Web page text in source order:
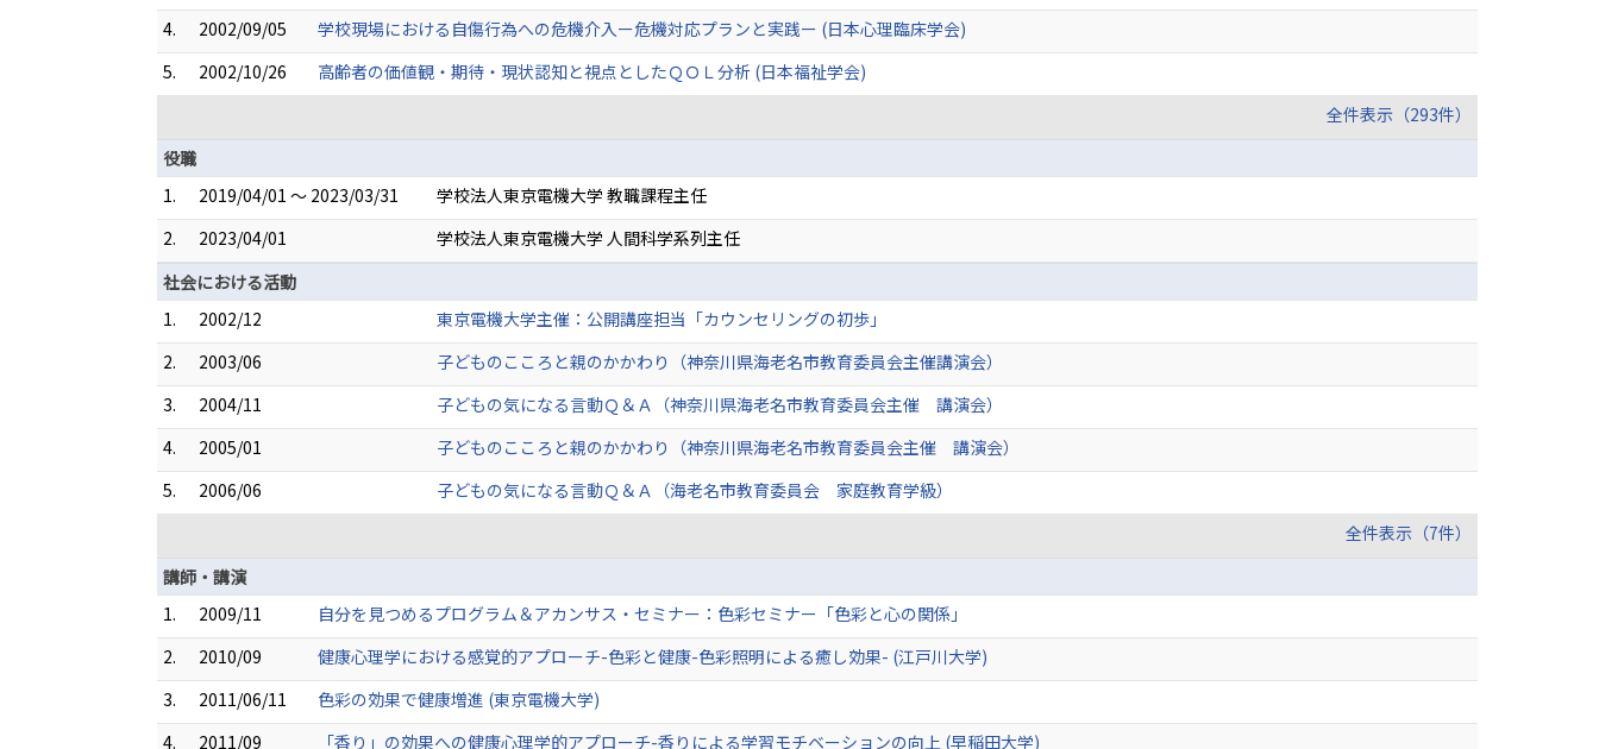
4.
2002/09/05
学校現場における自傷行為への危機介入ー危機対応プランと実践ー (日本心理臨床学会)
5.
2002/10/26
高齢者の価値観・期待・現状認知と視点としたＱＯＬ分析 (日本福祉学会)
全件表示（293件）
役職
1.
2019/04/01 ～ 2023/03/31
学校法人東京電機大学 教職課程主任
2.
2023/04/01
学校法人東京電機大学 人間科学系列主任
社会における活動
1.
2002/12
東京電機大学主催：公開講座担当「カウンセリングの初歩」
2.
2003/06
子どものこころと親のかかわり（神奈川県海老名市教育委員会主催講演会）
3.
2004/11
子どもの気になる言動Ｑ＆Ａ（神奈川県海老名市教育委員会主催 講演会）
4.
2005/01
子どものこころと親のかかわり（神奈川県海老名市教育委員会主催 講演会）
5.
2006/06
子どもの気になる言動Ｑ＆Ａ（海老名市教育委員会 家庭教育学級）
全件表示（7件）
講師・講演
1.
2009/11
自分を見つめるプログラム＆アカンサス・セミナー：色彩セミナー「色彩と心の関係」
2.
2010/09
健康心理学における感覚的アプローチ-色彩と健康-色彩照明による癒し効果- (江戸川大学)
3.
2011/06/11
色彩の効果で健康増進 (東京電機大学)
4.
2011/09
「香り」の効果への健康心理学的アプローチ-香りによる学習モチベーションの向上 (早稲田大学)